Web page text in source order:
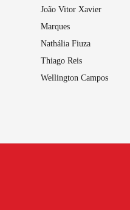
João Vitor Xavier
Marques
Nathália Fiuza
Thiago Reis
Wellington Campos